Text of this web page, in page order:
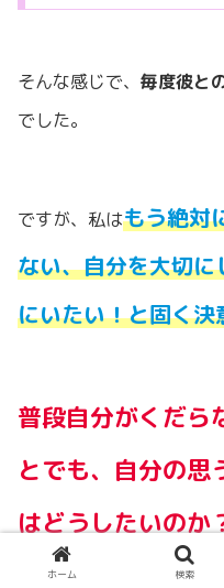
そんな感じで、 毎度彼と
でした。
ですが、私はもう絶対
ない、自分を大切
にいたい！と固く決
普段自分がくだら
とでも、自分の思
はどうしたいのか
き合ってみる
こと
ホーム 検索